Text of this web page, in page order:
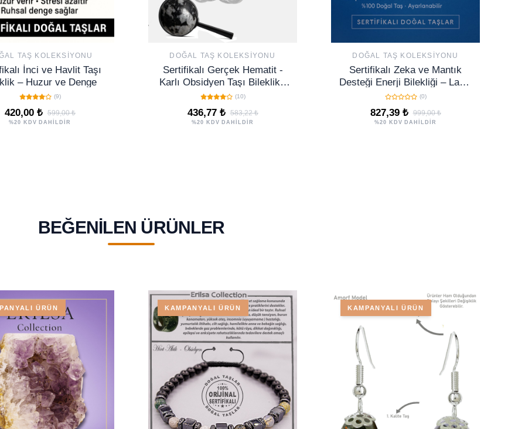
TAŞ KOLEKSIYONU
İnci ve Havlit Taşı
– Huzur ve Denge
(9)
420,00 ₺ 599,00 ₺
%20 KDV DAHİLDİR
DOĞAL TAŞ KOLEKSIYONU
Sertifikalı Gerçek Hematit -
Karlı Obsidyen Taşı Bileklik -
Ayarlamalı
(10)
436,77 ₺ 583,22 ₺
%20 KDV DAHİLDİR
DOĞAL TAŞ KOLEKSIYONU
Sertifikalı Zeka ve Mantık
Desteği Enerji Bilekliği – Lapis
Lazuli ve Terahertz Doğal Taş
4 mm
(0)
827,39 ₺ 999,00 ₺
%20 KDV DAHİLDİR
BEĞENILEN ÜRÜNLER
ÜRÜN KAMPANYALI ÜRÜN KAMPANYALI ÜRÜN